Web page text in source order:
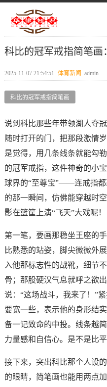
科比的冠军戒指简笔
2025-11-07 21:54:51 体育新闻 admin
科比的冠军戒指简笔画
说到科比那些年带领湖人夺
随时打开的门，把那段激情
是觉得，用几条线条就能勾
的冠军戒指，这件神奇的小
球界的“至尊宝”——连戒指都
的那一瞬间，仿佛能穿越时
影在篮筐上演“飞天”大戏呢！
第一笔，要画那稳坐王座的
比熟悉的站姿，脚尖微微外
入他那标志性的战靴，细节
骨；那股硬汉气息就呼之欲
说：“这场战斗，我来了！”
要宽一些，表示他的身形结
备一记致命的中投。线条越
力量感和自信心。是不是比
接下来，突出科比那个人设
的眼睛，简笔画也能用两点